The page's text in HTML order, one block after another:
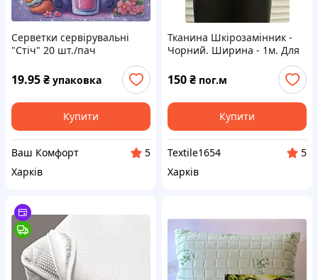
Серветки сервірувальні
"Стіч" 20 шт./пач
19.95₴ упаковка
Купити
Ваш Комфорт
5
Харків
Тканина Шкірозамінник -
Чорний. Ширина - 1м. Для
150₴ пог.м
Купити
Textile1654
5
Харків